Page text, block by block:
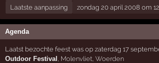
Laatste aanpassing
zondag 20 april 2008 om
Agenda
Laatst bezochte feest was op zaterdag 17
Outdoor Festival
Molenvliet ,Woerden